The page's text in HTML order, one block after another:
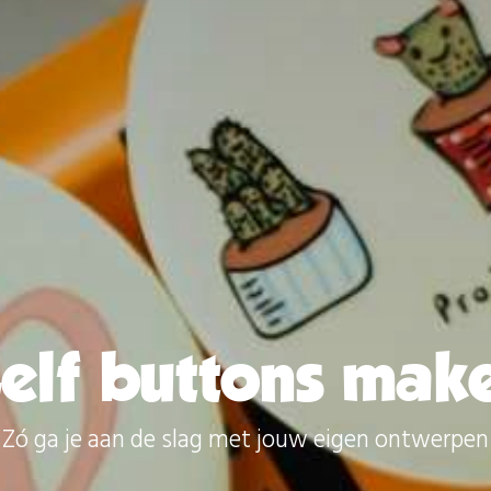
buttons
Zó ga je aan de slag met jouw eigen ontwerpen